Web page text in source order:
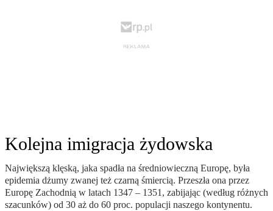
Kolejna imigracja żydowska
Największą klęską, jaka spadła na średniowieczną Europę, była
epidemia dżumy zwanej też czarną śmiercią. Przeszła ona przez
Europę Zachodnią w latach 1347 – 1351, zabijając (według różnych
szacunków) od 30 aż do 60 proc. populacji naszego kontynentu.